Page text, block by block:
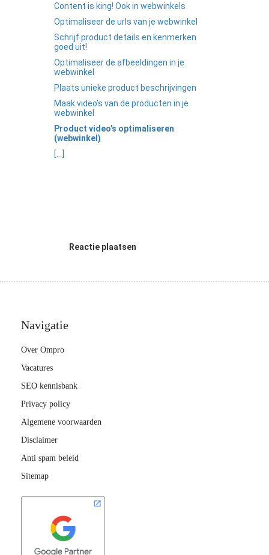
Content is king! Ook in webwinkels
Optimaliseer de urls van je webwinkel
Schrijf product details en kenmerken
goed uit!
Optimaliseer de afbeeldingen in je
webwinkel
Plaats unieke product beschrijvingen
Maak video’s van de producten in je
webwinkel
Product video’s optimaliseren
(webwinkel)
[...]
Reactie plaatsen
Navigatie
Over Ompro
Vacatures
SEO kennisbank
Privacy policy
Algemene voorwaarden
Disclaimer
Anti spam beleid
Sitemap